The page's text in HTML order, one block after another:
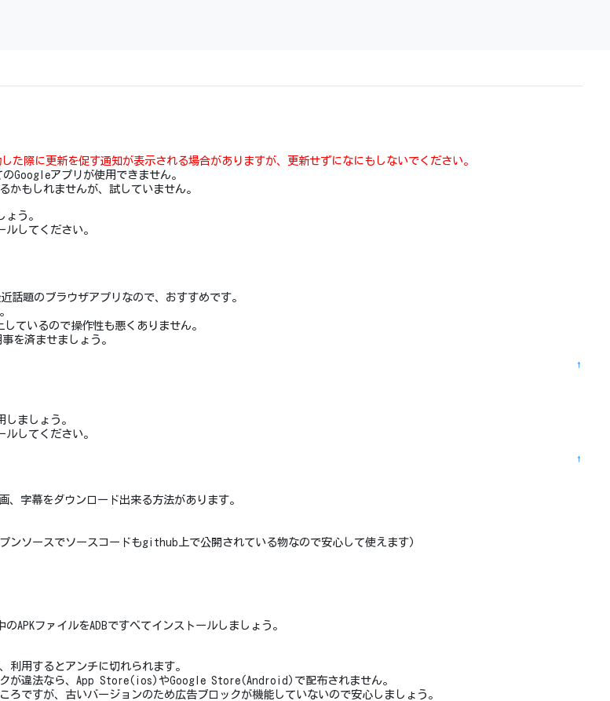
た際に更新を促す通知が表示される場合がありますが、更新せずになにもしないでください。
Googleアプリが使用できません。
かもしれませんが、試していません。
う。
してください。
話題のブラウザアプリなので、おすすめです。
ているので操作性も悪くありません。
を済ませましょう。
↑
ましょう。
してください。
↑
、字幕をダウンロード出来る方法があります。
ンソースでソースコードもgithub上で公開されている物なので安心して使えます)
APKファイルをADBですべてインストールしましょう。
利用するとアンチに切れられます。
クが違法なら、App Store(ios)やGoogle Store(Android)で配布されません。
ろですが、古いバージョンのため広告ブロックが機能していないので安心しましょう。